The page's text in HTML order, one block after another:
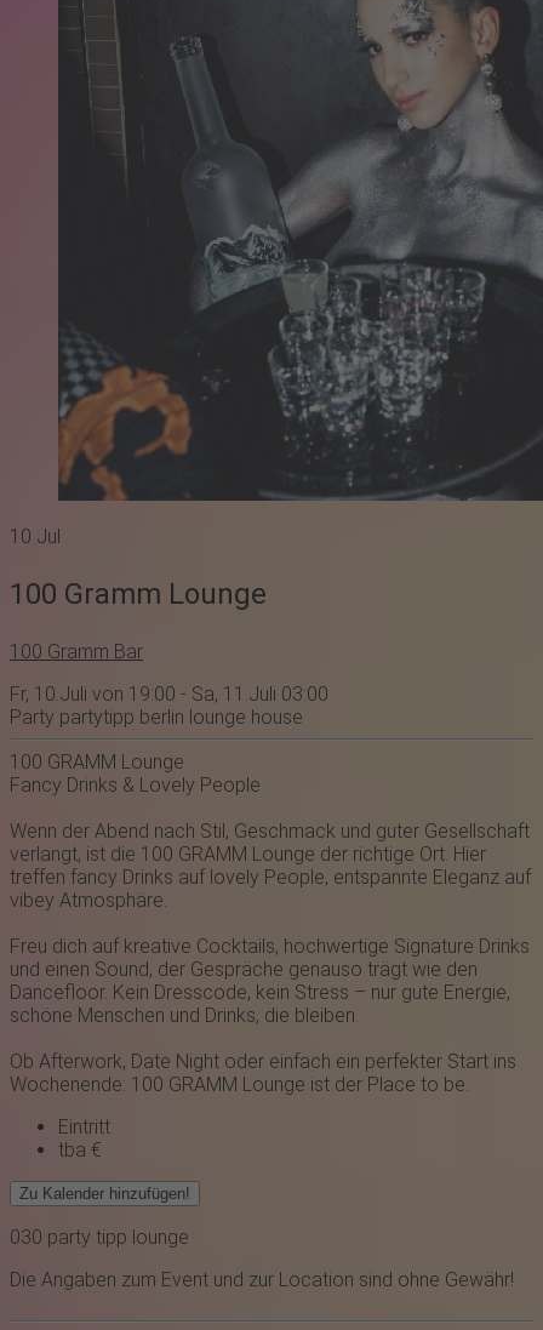
10 Jul
100 Gramm Lounge
100 Gramm Bar
Fr, 10.Juli von 19:00 - Sa, 11.Juli 03:00
Party partytipp berlin lounge house
100 GRAMM Lounge
Fancy Drinks & Lovely People
Wenn der Abend nach Stil, Geschmack und guter Gesellschaft
verlangt, ist die 100 GRAMM Lounge der richtige Ort. Hier
treffen fancy Drinks auf lovely People, entspannte Eleganz auf
vibey Atmosphäre.
Freu dich auf kreative Cocktails, hochwertige Signature Drinks
und einen Sound, der Gespräche genauso trägt wie den
Dancefloor. Kein Dresscode, kein Stress – nur gute Energie,
schöne Menschen und Drinks, die bleiben.
Ob Afterwork, Date Night oder einfach ein perfekter Start ins
Wochenende: 100 GRAMM Lounge ist der Place to be.
Eintritt
tba €
Zu Kalender hinzufügen!
030 party tipp lounge
Die Angaben zum Event und zur Location sind ohne Gewähr!